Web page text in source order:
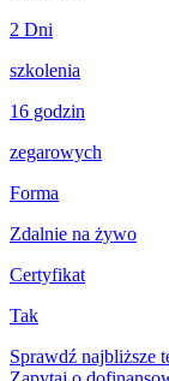
2 Dni
szkolenia
16 godzin
zegarowych
Forma
Zdalnie na żywo
Certyfikat
Tak
Sprawdź najbliższe